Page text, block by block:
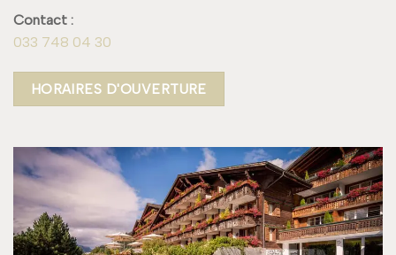
Contact :
033 748 04 30
HORAIRES D'OUVERTURE